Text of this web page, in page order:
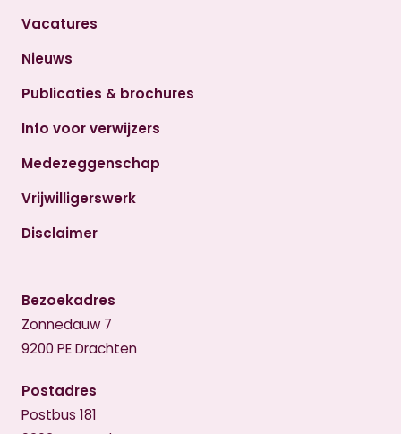
Vacatures
Nieuws
Publicaties & brochures
Info voor verwijzers
Medezeggenschap
Vrijwilligerswerk
Disclaimer
Bezoekadres
Zonnedauw 7
9200 PE Drachten
Postadres
Postbus 181